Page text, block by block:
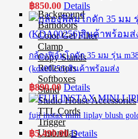
Background
Barndoors
Color Gel Filter
Clamp
Copy Stands
Reflectors
Softboxes
Stand
Studio House Accessories
TTL Cords
Trigger
Umbrellas
฿850.00 Details
กล้องฟิล์มโกดัก 35 มม รุ่น
(kda00256)สินค้าพร้อมส่ง
฿890.00 Details
fuji instax mini liplay blush
฿5,490.00 Details